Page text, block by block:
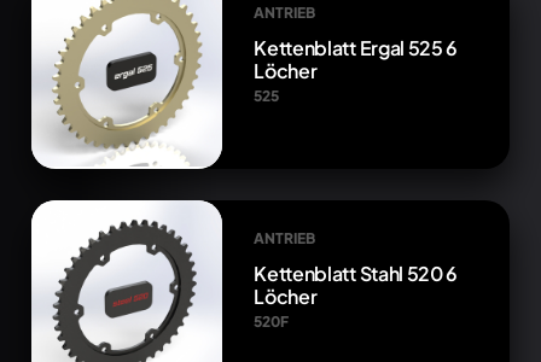
ANTRIEB
Kettenblatt Ergal 525 6
Löcher
525
ANTRIEB
Kettenblatt Stahl 520 6
Löcher
520F